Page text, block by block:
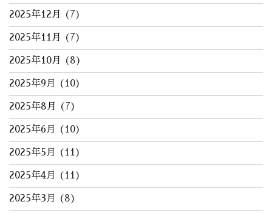
2025年12月 (7)
2025年11月 (7)
2025年10月 (8)
2025年9月 (10)
2025年8月 (7)
2025年6月 (10)
2025年5月 (11)
2025年4月 (11)
2025年3月 (8)